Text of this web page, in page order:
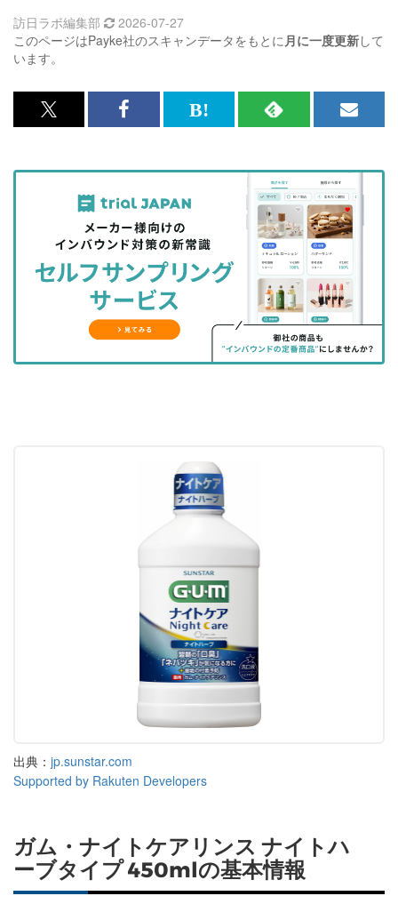
このページはPayke社のスキャンデータをもとに月に一度更新して
います。
訪日ラボ編集部 2026-07-27
x<br>
記
を
シ
ェ
る
Facebook<br>
記
事
を
シ
ェ
ア
す
る
は
な
ッ
ク
マ
に
RSS
記
事
を
購
読
す
る
メ
マ
ガ
登
録
す
る
出典： jp.sunstar.com
Supported by Rakuten Developers
ガム・ナイトケアリンス ナイトハ
ーブタイプ 450mlの基本情報